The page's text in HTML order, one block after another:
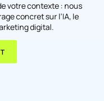
votre contexte : nous
concret sur l’IA, le
digital.